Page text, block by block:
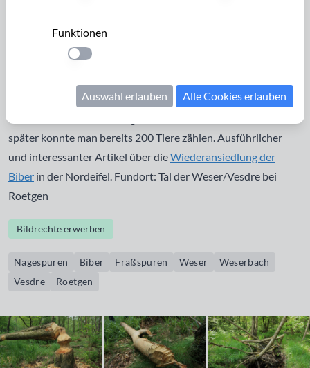
Pflanzenfresser. Er hinterlässt charakteristische Fraßspuren
indem er Bäume in der sogenannten
mehr als 200 Jahren ausgestorben waren, wilderte man
später konnte man bereits 200 Tiere zählen. Ausführlicher
und interessanter Artikel über dieWiederansiedlung der
Biber in der Nordeifel. Fundort: Tal der Weser/Vesdre bei
Roetgen
Bildrechte erwerben
Nagespuren Biber Fraßspuren Weser
Weserbach
Vesdre
Roetgen
Funktionen
Einstellung anwenden
Auswahl erlauben Alle Cookies erlauben